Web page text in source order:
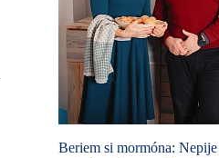
Beriem si mormóna: